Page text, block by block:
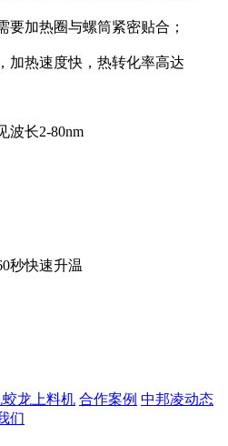
要加热圈与螺筒紧密贴合；
加热速度快，热转化率高达
波长2-80nm
秒快速升温
蛟龙上料机 合作案例 中邦凌动态
们